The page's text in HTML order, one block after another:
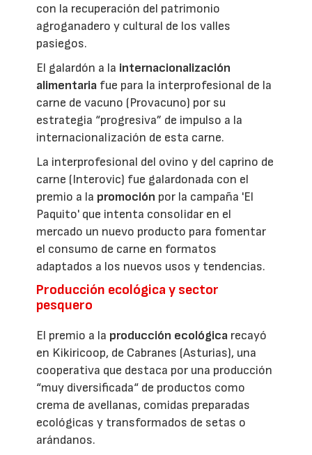
con la recuperación del patrimonio
agroganadero y cultural de los valles
pasiegos.
El galardón a la internacionalización
alimentaria fue para la interprofesional de la
carne de vacuno (Provacuno) por su
estrategia “progresiva” de impulso a la
internacionalización de esta carne.
La interprofesional del ovino y del caprino de
carne (Interovic) fue galardonada con el
premio a la promoción por la campaña 'El
Paquito' que intenta consolidar en el
mercado un nuevo producto para fomentar
el consumo de carne en formatos
adaptados a los nuevos usos y tendencias.
Producción ecológica y sector
pesquero
El premio a la producción ecológica recayó
en Kikiricoop, de Cabranes (Asturias), una
cooperativa que destaca por una producción
“muy diversificada“ de productos como
crema de avellanas, comidas preparadas
ecológicas y transformados de setas o
arándanos.